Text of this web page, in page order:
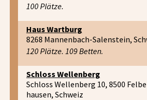
100 Plätze.
Haus Wartburg
8268 Mannenbach-Salenstein,
120 Plätze. 109 Betten.
Schloss Wellenberg
Schloss Wellenberg 10, 8500
hausen, Schweiz